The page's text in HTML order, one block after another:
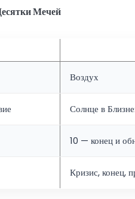
Мечей
Воздух
Солнце в
10 — конец и
Кризис, конец,